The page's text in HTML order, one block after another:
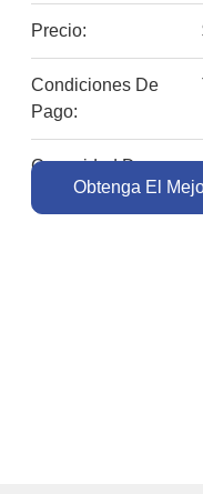
Precio:
Condiciones De
Pago:
Capacidad De
Suministro:
Obtenga El